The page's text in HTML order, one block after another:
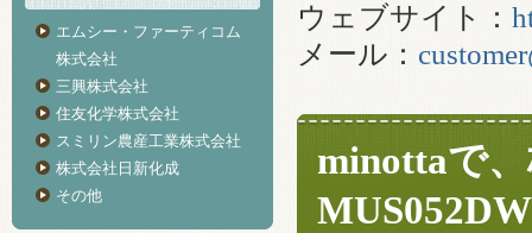
エムシー・ファーティコム
株式会社
三興株式会社
住友化学株式会社
スミリン農産工業株式会社
株式会社日新化成
その他
ウェブサイト：
メール：
minottaで